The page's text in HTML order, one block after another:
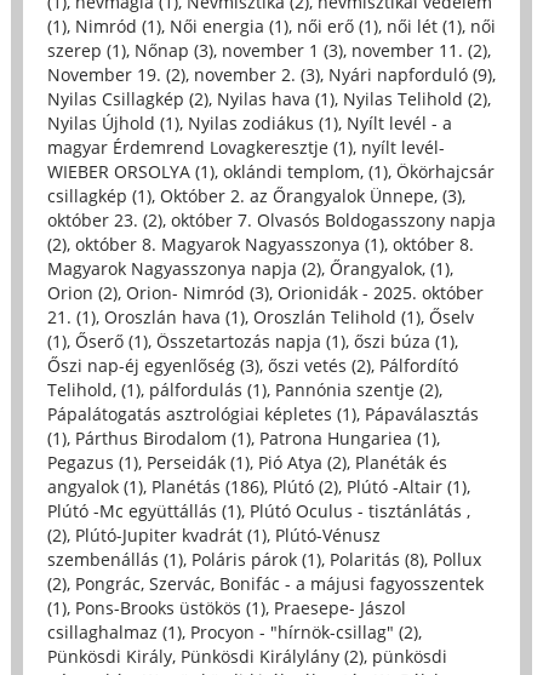
(1), Nimród (1), Női energia (1), női erő (1), női lét (1), női
szerep (1), Nőnap (3), november 1 (3), november 11. (2),
November 19. (2), november 2. (3), Nyári napforduló (9),
Nyilas Csillagkép (2), Nyilas hava (1), Nyilas Telihold (2),
Nyilas Újhold (1), Nyilas zodiákus (1), Nyílt levél - a
magyar Érdemrend Lovagkeresztje (1), nyílt levél-
WIEBER ORSOLYA (1), oklándi templom, (1), Ökörhajcsár
csillagkép (1), Október 2. az Őrangyalok Ünnepe, (3),
október 23. (2), október 7. Olvasós Boldogasszony napja
(2), október 8. Magyarok Nagyasszonya (1), október 8.
Magyarok Nagyasszonya napja (2), Őrangyalok, (1),
Orion (2), Orion- Nimród (3), Orionidák - 2025. október
21. (1), Oroszlán hava (1), Oroszlán Telihold (1), Őselv
(1), Őserő (1), Összetartozás napja (1), őszi búza (1),
Őszi nap-éj egyenlőség (3), őszi vetés (2), Pálfordító
Telihold, (1), pálfordulás (1), Pannónia szentje (2),
Pápalátogatás asztrológiai képletes (1), Pápaválasztás
(1), Párthus Birodalom (1), Patrona Hungariea (1),
Pegazus (1), Perseidák (1), Pió Atya (2), Planéták és
angyalok (1), Planétás (186), Plútó (2), Plútó -Altair (1),
Plútó -Mc együttállás (1), Plútó Oculus - tisztánlátás ,
(2), Plútó-Jupiter kvadrát (1), Plútó-Vénusz
szembenállás (1), Poláris párok (1), Polaritás (8), Pollux
(2), Pongrác, Szervác, Bonifác - a májusi fagyosszentek
(1), Pons-Brooks üstökös (1), Praesepe- Jászol
csillaghalmaz (1), Procyon - "hírnök-csillag" (2),
Pünkösdi Király, Pünkösdi Királylány (2), pünkösdi